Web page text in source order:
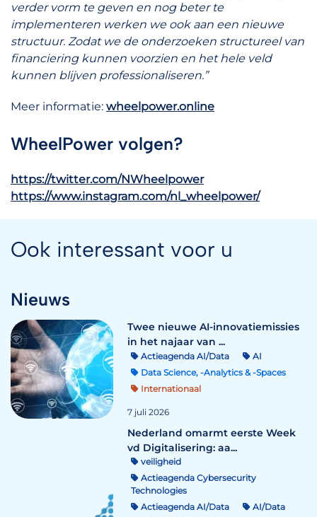
verder vorm te geven en nog beter te
implementeren werken we ook aan een nieuwe
structuur. Zodat we de onderzoeken structureel van
financiering kunnen voorzien en het hele veld
kunnen blijven professionaliseren.”
Meer informatie: wheelpower.online
WheelPower volgen?
https://twitter.com/NWheelpower
https://www.instagram.com/nl_wheelpower/
Ook interessant voor u
Nieuws
Twee nieuwe AI-innovatiemissies
in het najaar van ...
Actieagenda AI/Data
AI
Data Science, -Analytics & -Spaces
Internationaal
7 juli 2026
Nederland omarmt eerste Week
vd Digitalisering: aa...
veiligheid
Actieagenda Cybersecurity
Technologies
Actieagenda AI/Data
AI/Data